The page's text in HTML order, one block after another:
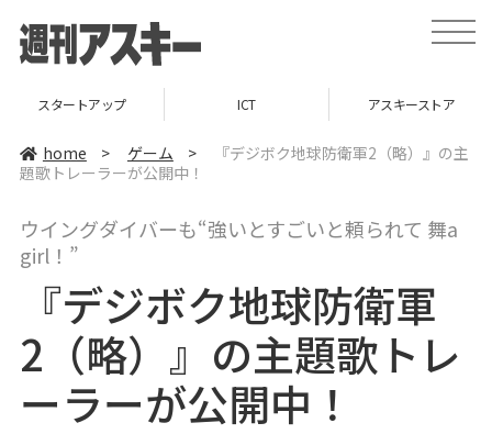
t
o
e
a
v
t
i
スタートアップ ICT アスキーストア
home > ゲーム >
『デジボク地球防衛軍2（略）』の主
題歌トレーラーが公開中！
ウイングダイバーも“強いとすごいと頼られて 舞a
girl！”
『デジボク地球防衛軍
2（略）』の主題歌トレ
ーラーが公開中！